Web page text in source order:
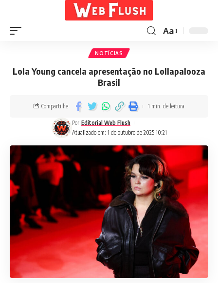
Aa
NOTÍCIAS
Lola Young cancela apresentação no Lollapalooza
Brasil
Atualizado em: 1 de outubro de 2025 10:21
Por Editorial Web Flush
Compartilhe 1 min. de leitura